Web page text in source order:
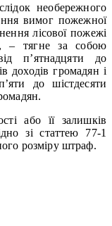
необережного
вимог пожежної
лісової пожежі
– тягне за собою
п’ятнадцяти до
доходів громадян і
до шістдесяти
або її залишків
зі статтею 77-1
розміру штраф.